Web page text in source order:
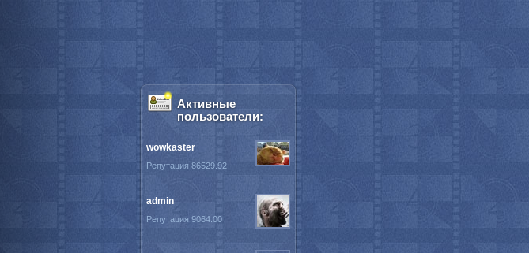
Активные
пользователи:
wowkaster
Репутация 86529.92
admin
Репутация 9064.00